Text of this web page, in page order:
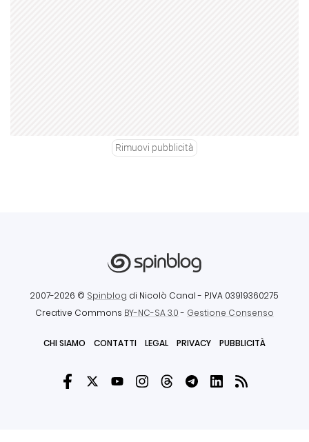
Rimuovi pubblicità
2007-2026 © Spinblog di Nicolò Canal - P.IVA 03919360275
Creative Commons BY-NC-SA 3.0- Gestione Consenso
CHI SIAMO CONTATTI LEGAL PRIVACY PUBBLICITÀ